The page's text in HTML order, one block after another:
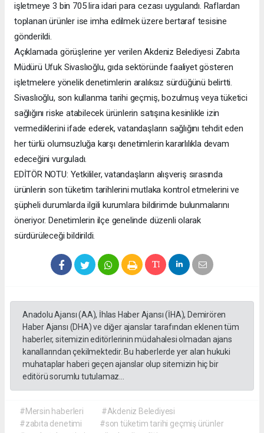
işletmeye 3 bin 705 lira idari para cezası uygulandı. Raflardan
toplanan ürünler ise imha edilmek üzere bertaraf tesisine
gönderildi.
Açıklamada görüşlerine yer verilen Akdeniz Belediyesi Zabıta
Müdürü Ufuk Sivaslıoğlu, gıda sektöründe faaliyet gösteren
işletmelere yönelik denetimlerin aralıksız sürdüğünü belirtti.
Sivaslıoğlu, son kullanma tarihi geçmiş, bozulmuş veya tüketici
sağlığını riske atabilecek ürünlerin satışına kesinlikle izin
vermediklerini ifade ederek, vatandaşların sağlığını tehdit eden
her türlü olumsuzluğa karşı denetimlerin kararlılıkla devam
edeceğini vurguladı.
EDİTÖR NOTU: Yetkililer, vatandaşların alışveriş sırasında
ürünlerin son tüketim tarihlerini mutlaka kontrol etmelerini ve
şüpheli durumlarda ilgili kurumlara bildirimde bulunmalarını
öneriyor. Denetimlerin ilçe genelinde düzenli olarak
sürdürüleceği bildirildi.
Anadolu Ajansı (AA), İhlas Haber Ajansı (İHA), Demirören
Haber Ajansı (DHA) ve diğer ajanslar tarafından eklenen tüm
haberler, sitemizin editörlerinin müdahalesi olmadan ajans
kanallarından çekilmektedir. Bu haberlerde yer alan hukuki
muhataplar haberi geçen ajanslar olup sitemizin hiç bir
editörü sorumlu tutulamaz...
#Mersin haberleri
#Akdeniz Belediyesi
#zabıta denetimi
#son tüketim tarihi geçmiş ürünler